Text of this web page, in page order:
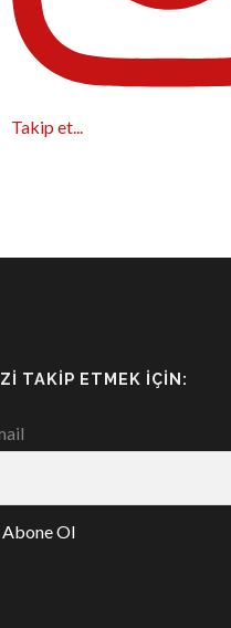
Takip et...
TAKIP ETMEK İÇIN: